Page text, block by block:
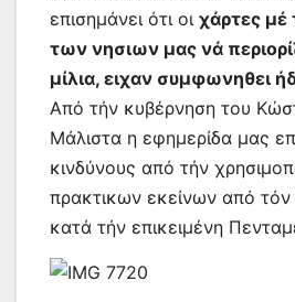
επισημάνει ότι οι χάρτες μέ
των νησιων μας νά
μίλια, ειχαν συμφωνηθει
Από τήν κυβέρνηση του
Μάλιστα η εφημερίδα μας
κινδύνους από τήν
πρακτικων εκείνων από
κατά τήν επικειμένη